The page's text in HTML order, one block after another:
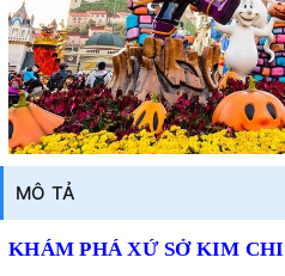
MÔ TẢ
KHÁM PHÁ XỨ SỞ KIM CHI